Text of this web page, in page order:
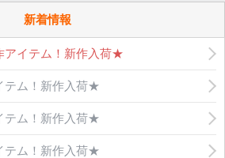
新着情報
アイテム！新作入荷★
テム！新作入荷★
テム！新作入荷★
テム！新作入荷★